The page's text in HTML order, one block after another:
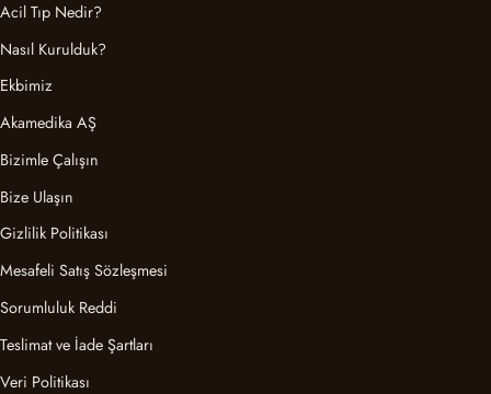
Acil Tıp Nedir?
Nasıl Kurulduk?
Ekbimiz
Akamedika AŞ
Bizimle Çalışın
Bize Ulaşın
Gizlilik Politikası
Mesafeli Satış Sözleşmesi
Sorumluluk Reddi
Teslimat ve İade Şartları
Veri Politikası